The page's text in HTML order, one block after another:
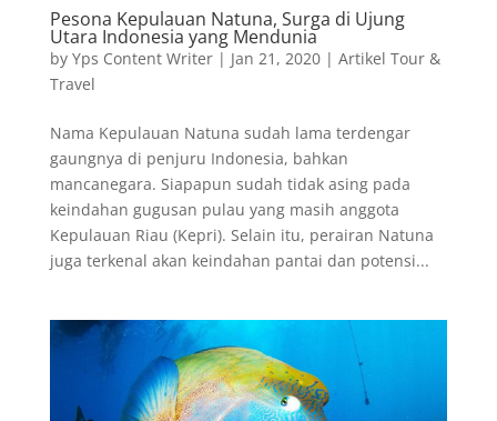
Pesona Kepulauan Natuna, Surga di Ujung
Utara Indonesia yang Mendunia
by Yps Content Writer| Jan 21, 2020| Artikel Tour &
Travel
Nama Kepulauan Natuna sudah lama terdengar
gaungnya di penjuru Indonesia, bahkan
mancanegara. Siapapun sudah tidak asing pada
keindahan gugusan pulau yang masih anggota
Kepulauan Riau (Kepri). Selain itu, perairan Natuna
juga terkenal akan keindahan pantai dan potensi...